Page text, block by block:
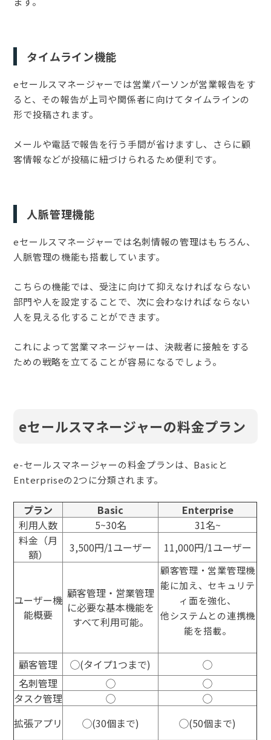
タイムライン機能
eセールスマネージャーでは営業パーソンが営業報告をす
ると、その報告が上司や関係者に向けてタイムラインの
形で投稿されます。
メールや電話で報告を行う手間が省けますし、さらに顧
客情報などが投稿に紐づけられるため便利です。
人脈管理機能
eセールスマネージャーでは名刺情報の管理はもちろん、
人脈管理の機能も搭載しています。
こちらの機能では、受注に向けて抑えなければならない
部門や人を設定することで、次に会わなければならない
人を見える化することができます。
これによって営業マネージャーは、決裁者に接触をする
ための戦略を立てることが容易になるでしょう。
eセールスマネージャーの料金プラン
e-セールスマネージャーの料金プランは、Basicと
Enterpriseの2つに分類されます。
プラン Basic
Enterprise
利用人数
5~30名
31名~
料金（月
額）
3,500円/1ユーザー 11,000円/1ユーザー
ユーザー機
能概要
顧客管理・営業管理
に必要な基本機能を
すべて利用可能。
顧客管理・営業管理機
能に加え、セキュリテ
ィ面を強化、
他システムとの連携機
能を搭載。
顧客管理 ◯(タイプ1つまで)
◯
名刺管理
◯
◯
タスク管理
◯
◯
拡張アプリ
◯(30個まで)
◯(50個まで)